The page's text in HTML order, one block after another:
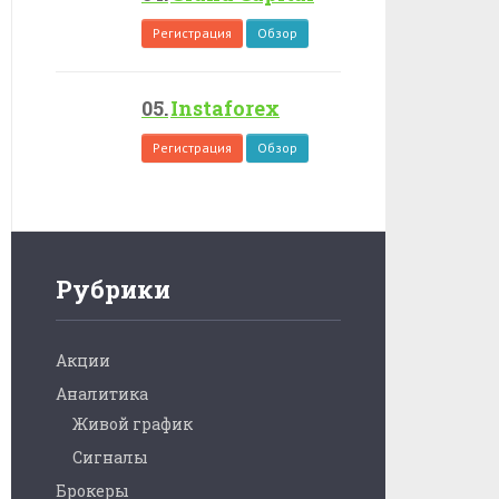
Регистрация Обзор
Instaforex
Регистрация Обзор
Рубрики
Акции
Аналитика
Живой график
Сигналы
Брокеры